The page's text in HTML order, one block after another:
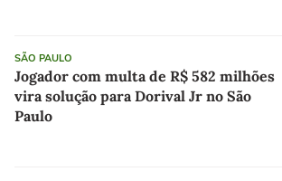
SÃO PAULO
Jogador com multa de R$ 582 milhões
vira solução para Dorival Jr no São
Paulo